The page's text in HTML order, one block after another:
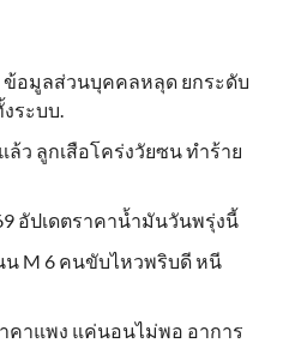
ข้อมูลส่วนบุคคลหลุด ยกระดับ
ระบบ.
ว ลูกเสือโคร่งวัยซน ทำร้าย
อัปเดตราคาน้ำมันวันพรุ่งนี้
M 6 คนขับไหวพริบดี หนี
คาแพง แค่นอนไม่พอ อาการ